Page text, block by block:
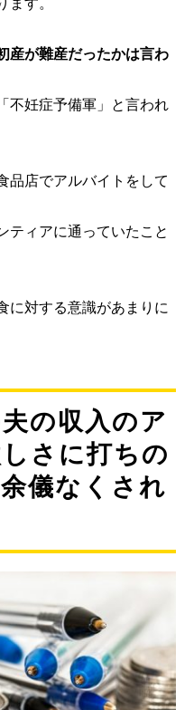
産が難産だったかは言わ
不妊症予備軍」と言われ
品店でアルバイトをして
ティアに通っていたこと
に対する意識があまりに
の収入のア
さに打ちの
儀なくされ